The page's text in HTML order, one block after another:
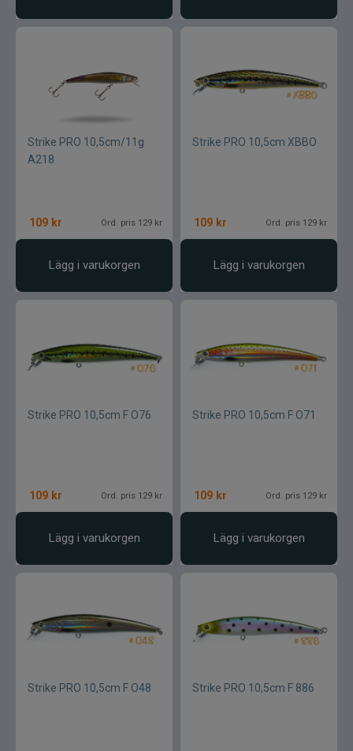
Strike PRO 10,5cm/11g
A218
109 kr Ord. pris 129 kr
Lägg i varukorgen
Strike PRO 10,5cm XBBO
109 kr Ord. pris 129 kr
Lägg i varukorgen
Strike PRO 10,5cm F O76
109 kr Ord. pris 129 kr
Lägg i varukorgen
Strike PRO 10,5cm F O71
109 kr Ord. pris 129 kr
Lägg i varukorgen
Strike PRO 10,5cm F O48 Strike PRO 10,5cm F 886